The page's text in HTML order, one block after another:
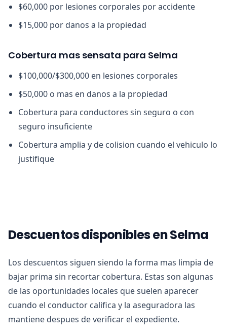
$60,000 por lesiones corporales por accidente
$15,000 por danos a la propiedad
Cobertura mas sensata para Selma
$100,000/$300,000 en lesiones corporales
$50,000 o mas en danos a la propiedad
Cobertura para conductores sin seguro o con
seguro insuficiente
Cobertura amplia y de colision cuando el vehiculo lo
justifique
Descuentos disponibles en Selma
Los descuentos siguen siendo la forma mas limpia de
bajar prima sin recortar cobertura. Estas son algunas
de las oportunidades locales que suelen aparecer
cuando el conductor califica y la aseguradora las
mantiene despues de verificar el expediente.